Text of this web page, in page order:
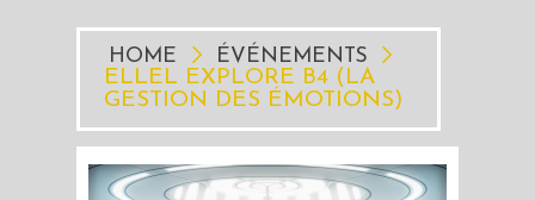
HOME ÉVÉNEMENTS
ELLEL EXPLORE B4 (LA
GESTION DES ÉMOTIONS)